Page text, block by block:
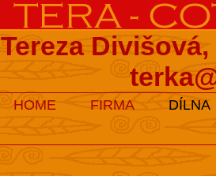
Tereza
HOME FIRMA DÍLNA